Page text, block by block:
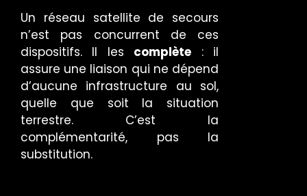
Un réseau satellite de secours
n’est pas concurrent de ces
dispositifs. Il les complète : il
assure une liaison qui ne dépend
d’aucune infrastructure au sol,
quelle que soit la situation
terrestre. C’est la
complémentarité, pas la
substitution.